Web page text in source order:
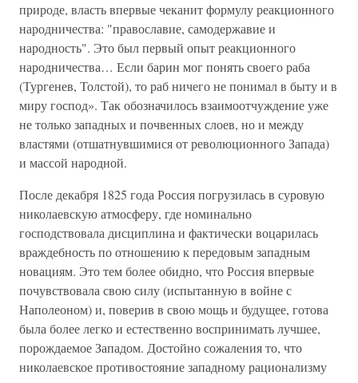
природе, власть впервые чеканит формулу реакционного
народничества: "православие, самодержавие и
народность". Это был первый опыт реакционного
народничества… Если барин мог понять своего раба
(Тургенев, Толстой), то раб ничего не понимал в быту и в
миру господ». Так обозначилось взаимоотчуждение уже
не только западных и почвенных слоев, но и между
властями (отшатнувшимися от революционного Запада)
и массой народной.
После декабря 1825 года Россия погрузилась в суровую
николаевскую атмосферу, где номинально
господствовала дисциплина и фактически воцарилась
враждебность по отношению к передовым западным
новациям. Это тем более обидно, что Россия впервые
почувствовала свою силу (испытанную в войне с
Наполеоном) и, поверив в свою мощь и будущее, готова
была более легко и естественно воспринимать лучшее,
порождаемое Западом. Достойно сожаления то, что
николаевское противостояние западному рационализму